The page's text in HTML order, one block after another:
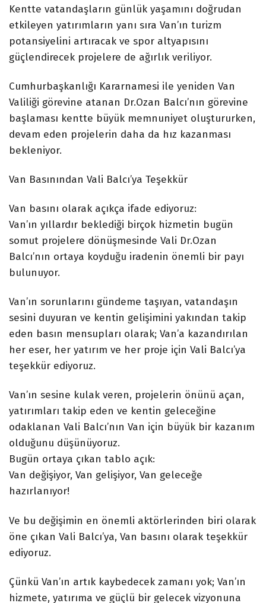
Kentte vatandaşların günlük yaşamını doğrudan
etkileyen yatırımların yanı sıra Van’ın turizm
potansiyelini artıracak ve spor altyapısını
güçlendirecek projelere de ağırlık veriliyor.
Cumhurbaşkanlığı Kararnamesi ile yeniden Van
Valiliği görevine atanan Dr.Ozan Balcı’nın görevine
başlaması kentte büyük memnuniyet oluştururken,
devam eden projelerin daha da hız kazanması
bekleniyor.
Van Basınından Vali Balcı’ya Teşekkür
Van basını olarak açıkça ifade ediyoruz:
Van’ın yıllardır beklediği birçok hizmetin bugün
somut projelere dönüşmesinde Vali Dr.Ozan
Balcı’nın ortaya koyduğu iradenin önemli bir payı
bulunuyor.
Van’ın sorunlarını gündeme taşıyan, vatandaşın
sesini duyuran ve kentin gelişimini yakından takip
eden basın mensupları olarak; Van’a kazandırılan
her eser, her yatırım ve her proje için Vali Balcı’ya
teşekkür ediyoruz.
Van’ın sesine kulak veren, projelerin önünü açan,
yatırımları takip eden ve kentin geleceğine
odaklanan Vali Balcı’nın Van için büyük bir kazanım
olduğunu düşünüyoruz.
Bugün ortaya çıkan tablo açık:
Van değişiyor, Van gelişiyor, Van geleceğe
hazırlanıyor!
Ve bu değişimin en önemli aktörlerinden biri olarak
öne çıkan Vali Balcı’ya, Van basını olarak teşekkür
ediyoruz.
Çünkü Van’ın artık kaybedecek zamanı yok; Van’ın
hizmete, yatırıma ve güçlü bir gelecek vizyonuna